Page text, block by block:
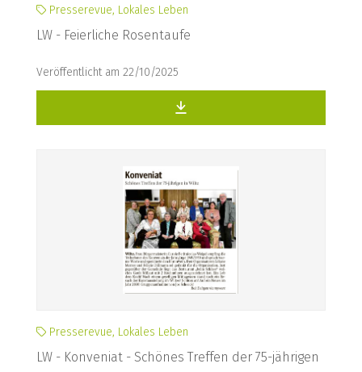
Presserevue, Lokales Leben
LW - Feierliche Rosentaufe
Veröffentlicht am 22/10/2025
Presserevue, Lokales Leben
LW - Konveniat - Schönes Treffen der 75-jährigen